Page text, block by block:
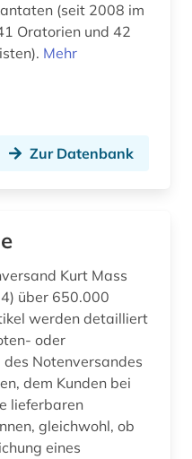
europäische geschichte (1)
evangelisches gesangbuch (2)
(seit 2008 im
Oratorien und 42
Mehr
Zur Datenbank
Kurt Mass
über 650.000
werden detailliert
oder
dem Kunden bei
lieferbaren
gleichwohl, ob
eines